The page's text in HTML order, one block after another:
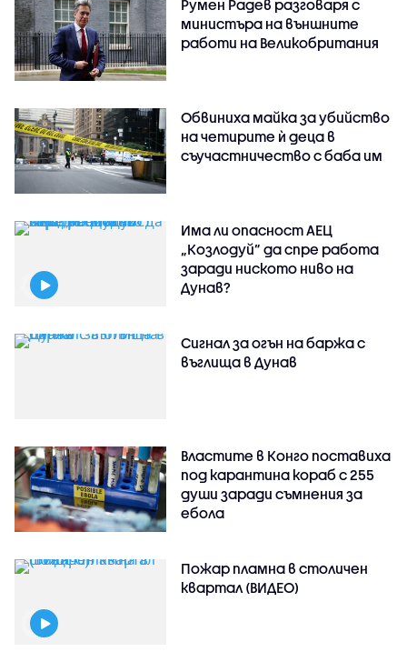
Румен Радев разговаря с
министъра на външните
работи на Великобритания
Обвиниха майка за убийство
на четирите ѝ деца в
съучастничество с баба им
Има ли опасност АЕЦ
„Козлодуй” да спре работа
заради ниското ниво на
Дунав?
Сигнал за огън на баржа с
въглища в Дунав
Властите в Конго поставиха
под карантина кораб с 255
души заради съмнения за
ебола
Пожар пламна в столичен
квартал (ВИДЕО)